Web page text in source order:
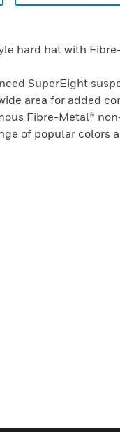
hard hat with
SuperEight
area for added
Fibre-Metal®
of popular colors